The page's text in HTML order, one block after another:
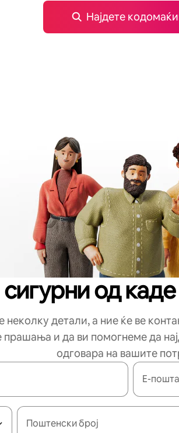
Најдете
од
неколку детали, а ние ќе ве
прашања и да ви помогнеме да
одговара на вашите
Е-пошта
Поштенски број